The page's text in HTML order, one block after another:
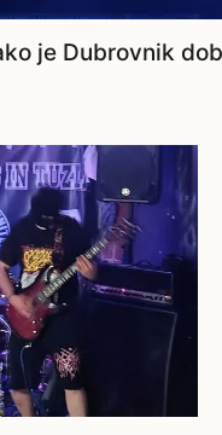
je Dubrovnik